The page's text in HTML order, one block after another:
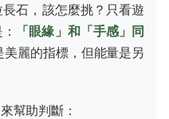
石，該怎麼挑？只看遊
「眼緣」和「手感」同
美麗的指標，但能量是另
幫助判斷：